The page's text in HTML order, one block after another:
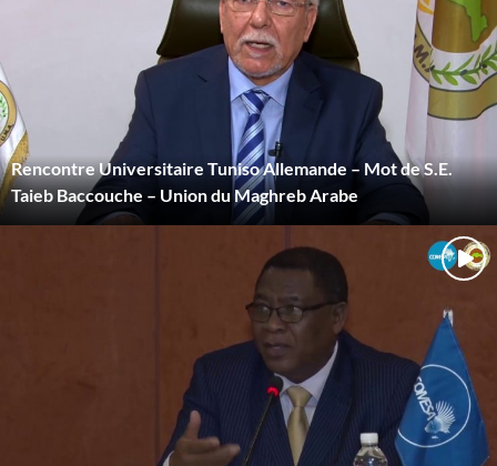
Rencontre Universitaire Tuniso Allemande – Mot de S.E.
Taieb Baccouche – Union du Maghreb Arabe